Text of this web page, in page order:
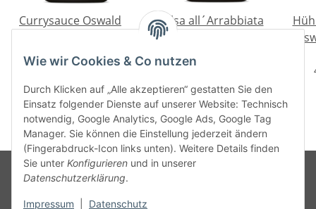
Currysauce Oswald
14,90 €
4,97 € pro 100 g
Salsa all´Arrabbiata
Oswald Klassiker 400
6,62 € pro 100 g
Informationen
Wie wir Cookies & Co nutzen
Durch Klicken auf „Alle akzeptieren“ gestatten Sie den
Einsatz folgender Dienste auf unserer Website: Technisch
notwendig, Google Analytics, Google Ads, Google Tag
Manager. Sie können die Einstellung jederzeit ändern
(Fingerabdruck-Icon links unten). Weitere Details finden
Sie unter Konfigurieren und in unserer
Datenschutzerklärung.
Impressum Datenschutz